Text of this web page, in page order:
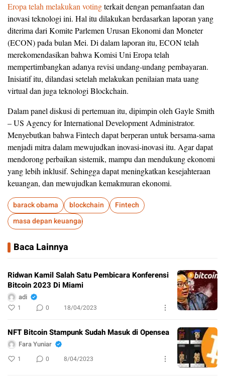
Eropa telah melakukan votingterkait dengan pemanfaatan dan
inovasi teknologi ini. Hal itu dilakukan berdasarkan laporan yang
diterima dari Komite Parlemen Urusan Ekonomi dan Moneter
(ECON) pada bulan Mei. Di dalam laporan itu, ECON telah
merekomendasikan bahwa Komisi Uni Eropa telah
mempertimbangkan adanya revisi undang-undang pembayaran.
Inisiatif itu, dilandasi setelah melakukan penilaian mata uang
virtual dan juga teknologi Blockchain.
Dalam panel diskusi di pertemuan itu, dipimpin oleh Gayle Smith
– US Agency for International Development Administrator.
Menyebutkan bahwa Fintech dapat berperan untuk bersama-sama
menjadi mitra dalam mewujudkan inovasi-inovasi itu. Agar dapat
mendorong perbaikan sistemik, mampu dan mendukung ekonomi
yang lebih inklusif. Sehingga dapat meningkatkan kesejahteraan
keuangan, dan mewujudkan kemakmuran ekonomi.
barack obama blockchain
Fintech
masa depan keuangan
Baca Lainnya
Ridwan Kamil Salah Satu Pembicara Konferensi
Bitcoin 2023 Di Miami
adi
1 0 18/04/2023
NFT Bitcoin Stampunk Sudah Masuk di Opensea
Fara Yuniar
1 0 8/04/2023